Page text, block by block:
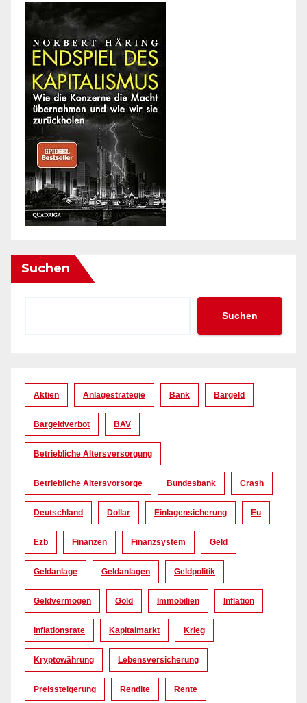
Suchen
Suchen
Aktien Anlagestrategie Bank Bargeld
Bargeldverbot BAV
Betriebliche Altersversorgung
Betriebliche Altersvorsorge Bundesbank Crash
Deutschland Dollar Einlagensicherung Eu
Ezb Finanzen Finanzsystem Geld
Geldanlage Geldanlagen Geldpolitik
Geldvermögen Gold Immobilien Inflation
Inflationsrate Kapitalmarkt Krieg
Kryptowährung Lebensversicherung
Preissteigerung Rendite Rente